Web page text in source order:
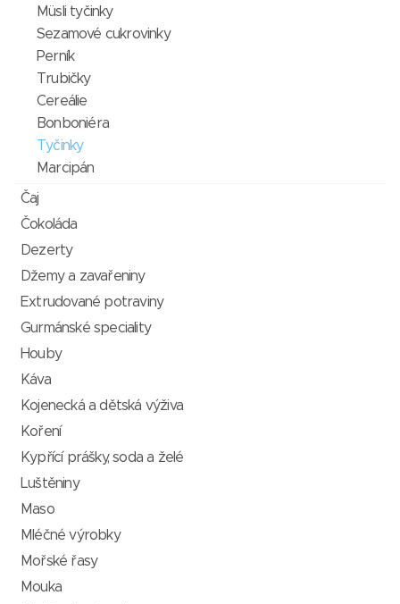
Müsli tyčinky
Sezamové cukrovinky
Perník
Trubičky
Cereálie
Bonboniéra
Tyčinky
Marcipán
Čaj
Čokoláda
Dezerty
Džemy a zavařeniny
Extrudované potraviny
Gurmánské speciality
Houby
Káva
Kojenecká a dětská výživa
Koření
Kypřící prášky, soda a želé
Luštěniny
Maso
Mléčné výrobky
Mořské řasy
Mouka